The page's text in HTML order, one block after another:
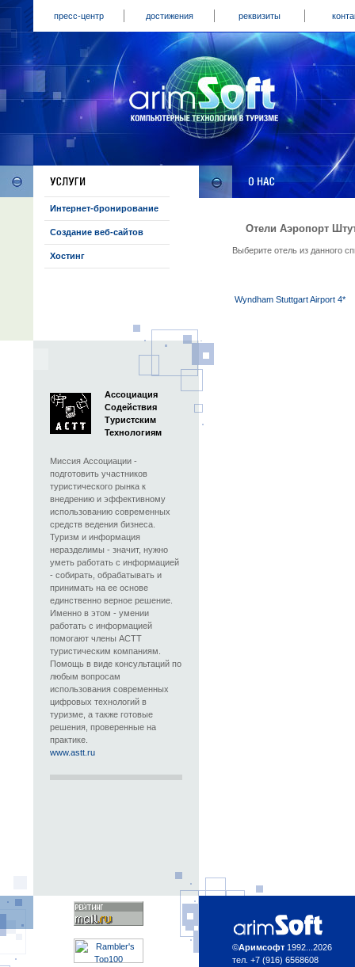
пресс-центр достижения реквизиты
Интернет-бронирование
Создание веб-сайтов
Хостинг
Ассоциация
Содействия
Туристским
Технологиям
Миссия Ассоциации -
подготовить участников
туристического рынка к
внедрению и эффективному
использованию современных
средств ведения бизнеса.
Туризм и информация
неразделимы - значит, нужно
уметь работать с информацией
- собирать, обрабатывать и
принимать на ее основе
единственно верное решение.
Именно в этом - умении
работать с информацией
помогают члены АСТТ
туристическим компаниям.
Помощь в виде консультаций по
любым вопросам
использования современных
цифровых технологий в
туризме, а также готовые
решения, проверенные на
практике.
www.astt.ru
Отели Аэропорт
Выберите отель из данного
Wyndham Stuttgart Airport 4*
©Аримсофт 1992...2026
тел. +7 (916) 6568608